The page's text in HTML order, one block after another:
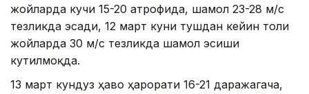
жойларда кучи 15-20 атрофида, шамол 23-28 м/с
тезликда эсади, 12 март куни тушдан кейин тоғли
жойларда 30 м/с тезликда шамол эсиши
кутилмоқда.
13 март кундуз ҳаво ҳарорати 16-21 даражагача,